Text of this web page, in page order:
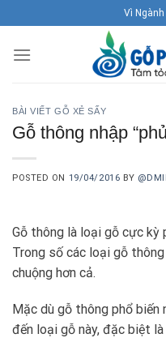
to
content
Vì
BÀI VIẾT GỖ XẺ SẤY
Gỗ thông nhập
POSTED ON 19/04/2016 BY
Gỗ thông là loại gỗ cực kỳ
Trong số các loại gỗ
chuộng hơn cả.
Mặc dù gỗ thông phổ biến
đến loại gỗ này, đặc biệt